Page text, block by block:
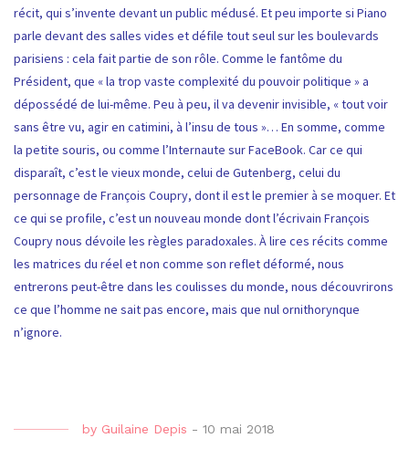
récit, qui s’invente devant un public médusé. Et peu importe si Piano
parle devant des salles vides et défile tout seul sur les boulevards
parisiens : cela fait partie de son rôle. Comme le fantôme du
Président, que « la trop vaste complexité du pouvoir politique » a
dépossédé de lui-même. Peu à peu, il va devenir invisible, « tout voir
sans être vu, agir en catimini, à l’insu de tous »… En somme, comme
la petite souris, ou comme l’Internaute sur FaceBook. Car ce qui
disparaît, c’est le vieux monde, celui de Gutenberg, celui du
personnage de François Coupry, dont il est le premier à se moquer. Et
ce qui se profile, c’est un nouveau monde dont l’écrivain François
Coupry nous dévoile les règles paradoxales. À lire ces récits comme
les matrices du réel et non comme son reflet déformé, nous
entrerons peut-être dans les coulisses du monde, nous découvrirons
ce que l’homme ne sait pas encore, mais que nul ornithorynque
n’ignore.
by Guilaine Depis - 10 mai 2018